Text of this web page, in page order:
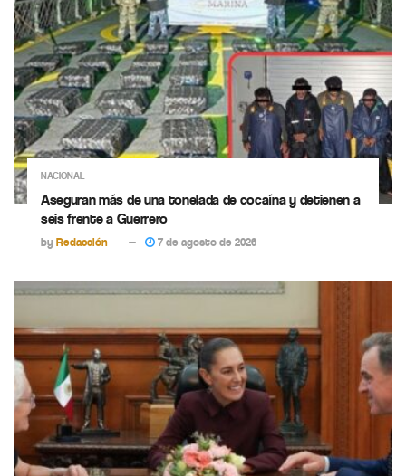
NACIONAL
Aseguran más de una tonelada de cocaína y detienen a
seis frente a Guerrero
by Redacción 7 de agosto de 2026